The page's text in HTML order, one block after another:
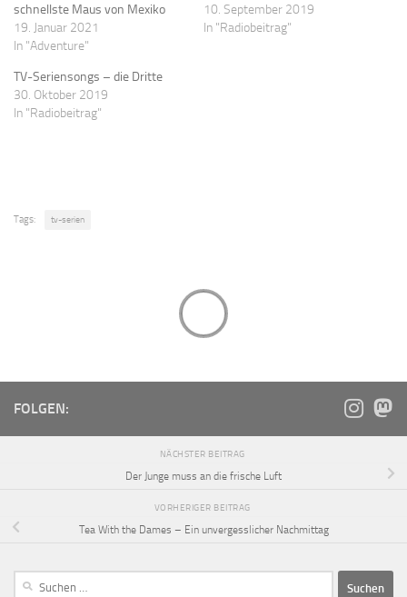
schnellste Maus von Mexiko
19. Januar 2021
In "Adventure"
10. September 2019
In "Radiobeitrag"
TV-Seriensongs – die Dritte
30. Oktober 2019
In "Radiobeitrag"
Tags: tv-serien
FOLGEN:
NÄCHSTER BEITRAG
Der Junge muss an die frische Luft
VORHERIGER BEITRAG
Tea With the Dames – Ein unvergesslicher Nachmittag